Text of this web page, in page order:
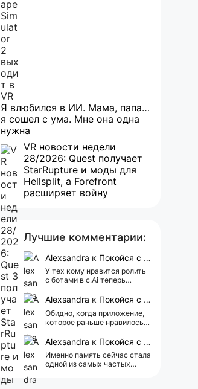
Я влюбился в ИИ. Мама, папа…
я сошел с ума. Мне она одна
нужна
VR новости недели
28/2026: Quest получает
StarRupture и моды для
Hellsplit, а Forefront
расширяет войну
Лучшие комментарии:
Alexsandra к Покойся с миром, Character.AI. Тебя убили собственные разработчики
У тех кому нравится ролить
с ботами в c.Ai теперь
АААААА 😁 ХВАТИТ 🤯😖😵‍💫
Alexsandra к Покойся с миром, Character.AI. Тебя убили собственные разработчики
Обидно, когда приложение,
которое раньше нравилось, а
реклама 😢
Alexsandra к Покойся с миром, Character.AI. Тебя убили собственные разработчики
Именно память сейчас стала
одной из самых частых